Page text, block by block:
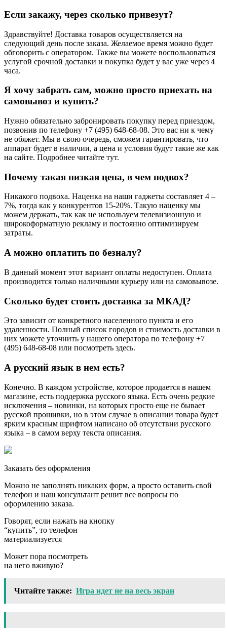
Если закажу, через сколько привезут?
Здравствуйте! Доставка товаров осуществляется на
следующий день после заказа. Желаемое время можно будет
обговорить с оператором. Также вы можете воспользоваться
услугой срочной доставки и покупка будет у вас уже через 4
часа.
Я хочу забрать сам, можно просто приехать на
самовывоз и купить?
Нужно обязательно забронировать покупку перед приездом,
позвонив по телефону +7 (495) 648-68-08. Это вас ни к чему
не обяжет. Мы в свою очередь, сможем гарантировать, что
аппарат будет в наличии, а цена и условия будут такие же как
на сайте. Подробнее читайте тут.
Почему такая низкая цена, в чем подвох?
Никакого подвоха. Наценка на наши гаджеты составляет 4 –
7%, тогда как у конкурентов 15-20%. Такую наценку мы
можем держать, так как не используем телевизионную и
широкоформатную рекламу и постоянно оптимизируем
затраты.
А можно оплатить по безналу?
В данный момент этот вариант оплаты недоступен. Оплата
производится только наличными курьеру или на самовывозе.
Сколько будет стоить доставка за МКАД?
Это зависит от конкретного населенного пункта и его
удаленности. Полный список городов и стоимость доставки в
них можете уточнить у нашего оператора по телефону +7
(495) 648-68-08 или посмотреть здесь.
А русский язык в нем есть?
Конечно. В каждом устройстве, которое продается в нашем
магазине, есть поддержка русского языка. Есть очень редкие
исключения – новинки, на которых просто еще не бывает
русской прошивки, но в этом случае в описании товара будет
ярким красным шрифтом написано об отсутствии русского
языка – в самом верху текста описания.
Заказать без оформления
Можно не заполнять никаких форм, а просто оставить свой
телефон и наш консультант решит все вопросы по
оформлению заказа.
Говорят, если нажать на кнопку
“купить”, то телефон
материализуется
Может пора посмотреть
на него вживую?
Читайте также: Игра идет не на весь экран